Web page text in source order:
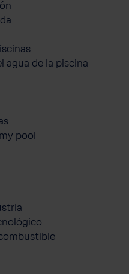
agua de la piscina
pool